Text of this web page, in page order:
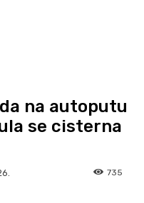
na autoputu
se cisterna
735